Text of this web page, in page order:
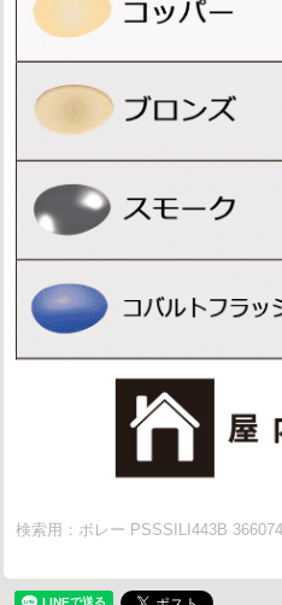
検索用：ボレー PSSSILI443B